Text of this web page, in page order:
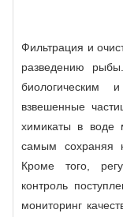
Фильтрация и
разведению
биологическим
взвешенные
химикаты в воде
самым сохраняя
Кроме того,
контроль
мониторинг